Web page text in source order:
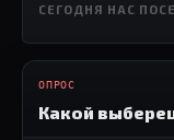
СЕГОДНЯ НАС
ОПРОС
Какой